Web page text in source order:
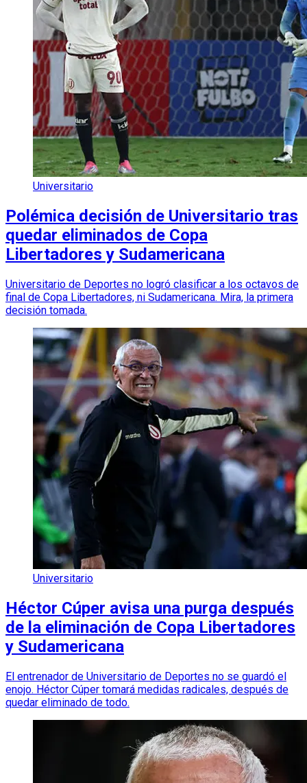
Universitario
Polémica decisión de Universitario tras
quedar eliminados de Copa
Libertadores y Sudamericana
Universitario de Deportes no logró clasificar a los octavos de
final de Copa Libertadores, ni Sudamericana. Mira, la primera
decisión tomada.
Universitario
Héctor Cúper avisa una purga después
de la eliminación de Copa Libertadores
y Sudamericana
El entrenador de Universitario de Deportes no se guardó el
enojo. Héctor Cúper tomará medidas radicales, después de
quedar eliminado de todo.